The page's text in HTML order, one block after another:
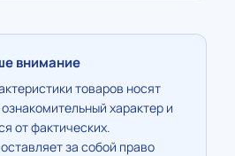
внимание
товаров носят
характер и
от фактических.
за собой право